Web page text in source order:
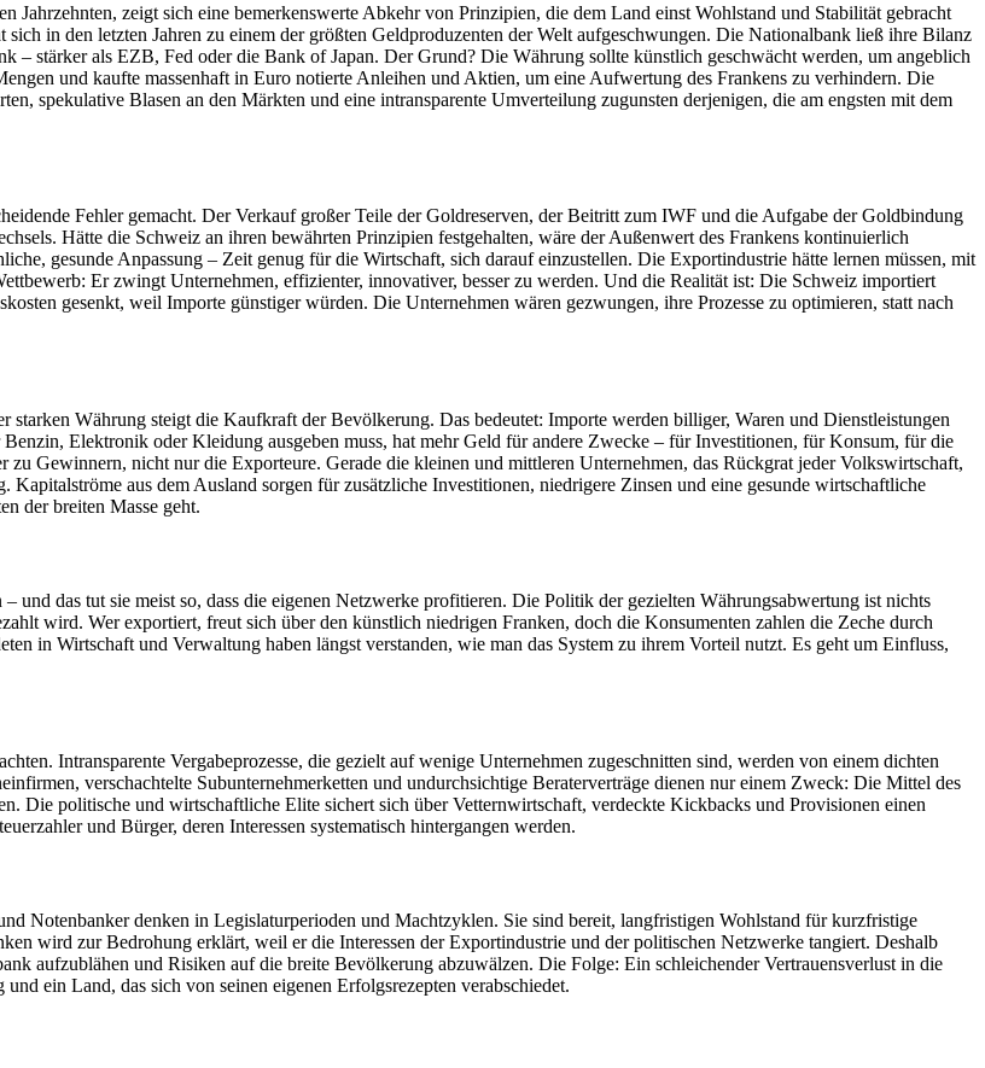
zeigt sich eine bemerkenswerte Abkehr von Prinzipien, die dem Land einst Wohlstand und Stabilität gebracht
in den letzten Jahren zu einem der größten Geldproduzenten der Welt aufgeschwungen. Die Nationalbank ließ ihre Bilanz
– stärker als EZB, Fed oder die Bank of Japan. Der Grund? Die Währung sollte künstlich geschwächt werden, um angeblich
und kaufte massenhaft in Euro notierte Anleihen und Aktien, um eine Aufwertung des Frankens zu verhindern. Die
spekulative Blasen an den Märkten und eine intransparente Umverteilung zugunsten derjenigen, die am engsten mit dem
Fehler gemacht. Der Verkauf großer Teile der Goldreserven, der Beitritt zum IWF und die Aufgabe der Goldbindung
Hätte die Schweiz an ihren bewährten Prinzipien festgehalten, wäre der Außenwert des Frankens kontinuierlich
gesunde Anpassung – Zeit genug für die Wirtschaft, sich darauf einzustellen. Die Exportindustrie hätte lernen müssen, mit
Er zwingt Unternehmen, effizienter, innovativer, besser zu werden. Und die Realität ist: Die Schweiz importiert
gesenkt, weil Importe günstiger würden. Die Unternehmen wären gezwungen, ihre Prozesse zu optimieren, statt nach
Währung steigt die Kaufkraft der Bevölkerung. Das bedeutet: Importe werden billiger, Waren und Dienstleistungen
Elektronik oder Kleidung ausgeben muss, hat mehr Geld für andere Zwecke – für Investitionen, für Konsum, für die
Gewinnern, nicht nur die Exporteure. Gerade die kleinen und mittleren Unternehmen, das Rückgrat jeder Volkswirtschaft,
aus dem Ausland sorgen für zusätzliche Investitionen, niedrigere Zinsen und eine gesunde wirtschaftliche
der breiten Masse geht.
und das tut sie meist so, dass die eigenen Netzwerke profitieren. Die Politik der gezielten Währungsabwertung ist nichts
wird. Wer exportiert, freut sich über den künstlich niedrigen Franken, doch die Konsumenten zahlen die Zeche durch
in Wirtschaft und Verwaltung haben längst verstanden, wie man das System zu ihrem Vorteil nutzt. Es geht um Einfluss,
Intransparente Vergabeprozesse, die gezielt auf wenige Unternehmen zugeschnitten sind, werden von einem dichten
verschachtelte Subunternehmerketten und undurchsichtige Beraterverträge dienen nur einem Zweck: Die Mittel des
Die politische und wirtschaftliche Elite sichert sich über Vetternwirtschaft, verdeckte Kickbacks und Provisionen einen
und Bürger, deren Interessen systematisch hintergangen werden.
Notenbanker denken in Legislaturperioden und Machtzyklen. Sie sind bereit, langfristigen Wohlstand für kurzfristige
wird zur Bedrohung erklärt, weil er die Interessen der Exportindustrie und der politischen Netzwerke tangiert. Deshalb
aufzublähen und Risiken auf die breite Bevölkerung abzuwälzen. Die Folge: Ein schleichender Vertrauensverlust in die
ein Land, das sich von seinen eigenen Erfolgsrezepten verabschiedet.